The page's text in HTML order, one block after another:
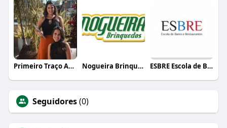
Primeiro Traço Arquitetura Nogueira Brinquedos ESBRE Escola de Bares e Restaurantes
Seguidores(0)